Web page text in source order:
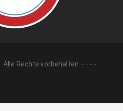
. Alle Rechte vorbehalten. - - - -